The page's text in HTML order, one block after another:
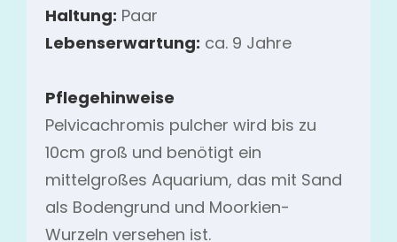
Haltung: Paar
Lebenserwartung: ca. 9 Jahre
Pflegehinweise
Pelvicachromis pulcher wird bis zu
10cm groß und benötigt ein
mittelgroßes Aquarium, das mit Sand
als Bodengrund und Moorkien-
Wurzeln versehen ist.